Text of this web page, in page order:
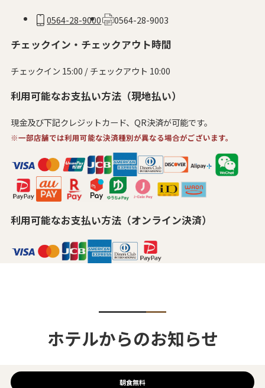
0564-28-9000 0564-28-9003
チェックイン・チェックアウト時間
チェックイン 15:00 / チェックアウト 10:00
利用可能なお支払い方法（現地払い）
現金及び下記クレジットカード、QR決済が可能です。
※一部店舗では利用可能な決済種別が異なる場合がございます。
利用可能なお支払い方法（オンライン決済）
ホテルからのお知らせ
朝食無料